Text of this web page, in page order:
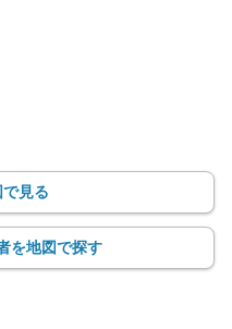
見る
を地図で探す